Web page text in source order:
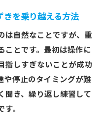
きを乗り越える方法
は自然なことですが、重
ことです。最初は操作に
指しすぎないことが成功
や停止のタイミングが難
聞き、繰り返し練習して
。